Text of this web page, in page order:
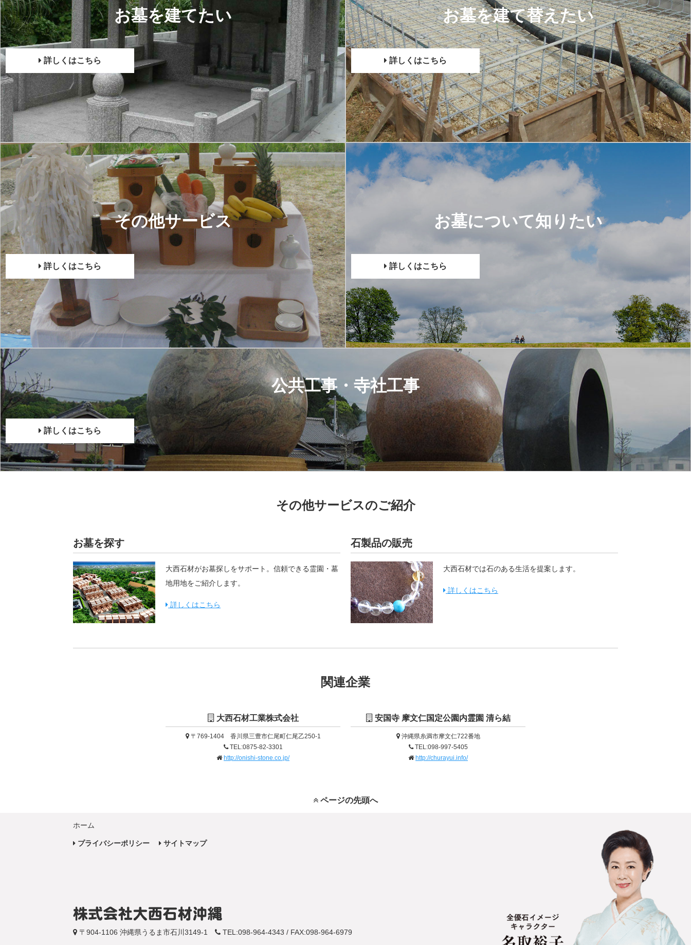
お墓を建てたい
詳しくはこちら
お墓を建て替えたい
詳しくはこちら
その他サービス
詳しくはこちら
お墓について知りたい
詳しくはこちら
公共工事・寺社工事
詳しくはこちら
その他サービスのご紹介
お墓を探す
大西石材がお墓探しをサポート。信頼できる霊園・墓
地用地をご紹介します。
詳しくはこちら
石製品の販売
大西石材では石のある生活を提案します。
詳しくはこちら
関連企業
大西石材工業株式会社
〒769-1404 香川県三豊市仁尾町仁尾乙250-1
TEL:0875-82-3301
http://onishi-stone.co.jp/
安国寺 摩文仁国定公園内霊園 清ら結
沖縄県糸満市摩文仁722番地
TEL:098-997-5405
http://churayui.info/
ページの先頭へ
ホーム
プライバシーポリシー サイトマップ
〒904-1106 沖縄県うるま市石川3149-1 TEL:098-964-4343 / FAX:098-964-6979